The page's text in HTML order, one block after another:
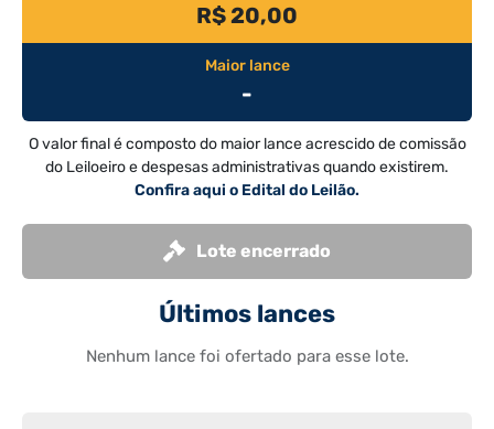
R$ 20,00
Maior lance
-
O valor final é composto do maior lance acrescido de comissão
do Leiloeiro e despesas administrativas quando existirem.
Confira aqui o Edital do Leilão.
Lote encerrado
Últimos lances
Nenhum lance foi ofertado para esse lote.